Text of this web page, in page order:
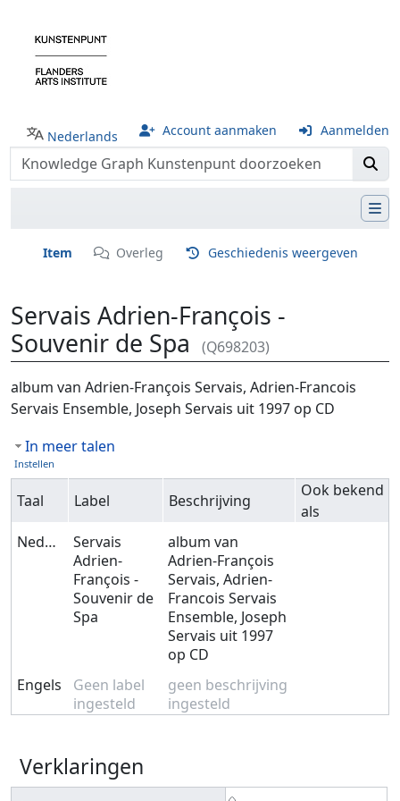
Nederlands Account aanmaken Aanmelden
Item Overleg Geschiedenis weergeven
Servais Adrien-François -
Souvenir de Spa
(Q698203)
Ga naar:navigatie,zoeken
album van Adrien-François Servais, Adrien-Francois
Servais Ensemble, Joseph Servais uit 1997 op CD
In meer talen
Instellen
Taal Label Beschrijving
Ook bekend
als
Nederlands
Servais
Adrien-
François -
Souvenir de
Spa
album van
Adrien-François
Servais, Adrien-
Francois Servais
Ensemble, Joseph
Servais uit 1997
op CD
Engels
Geen label
ingesteld
geen beschrijving
ingesteld
Verklaringen